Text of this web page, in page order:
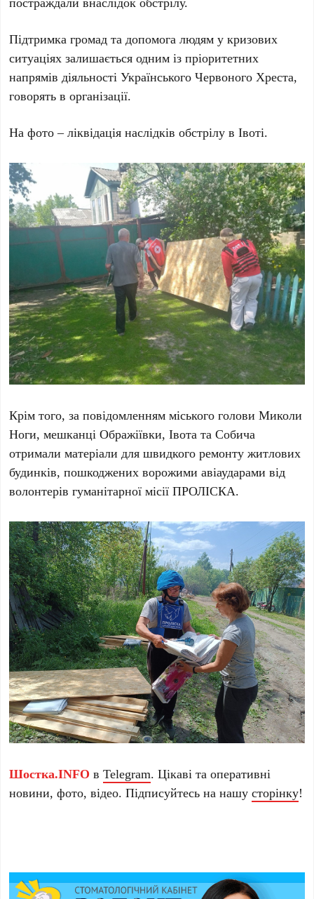
Підтримка громад та допомога людям у кризових
ситуаціях залишається одним із пріоритетних
напрямів діяльності Українського Червоного Хреста,
говорять в організації.
На фото – ліквідація наслідків обстрілу в Івоті.
Крім того, за повідомленням міського голови Миколи
Ноги, мешканці Ображіївки, Івота та Собича
отримали матеріали для швидкого ремонту житлових
будинків, пошкоджених ворожими авіаударами від
волонтерів гуманітарної місії ПРОЛІСКА.
Шостка.INFO вTelegram. Цікаві та оперативні
новини, фото, відео. Підписуйтесь на нашусторінку!